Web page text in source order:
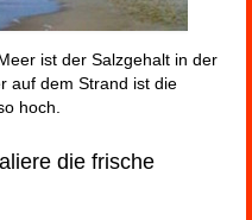
ist der Salzgehalt in der
auf dem Strand ist die
hoch.
die frische